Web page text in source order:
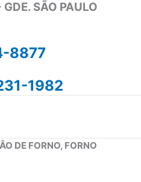
SÃO PAULO
8877
1982
DE FORNO, FORNO